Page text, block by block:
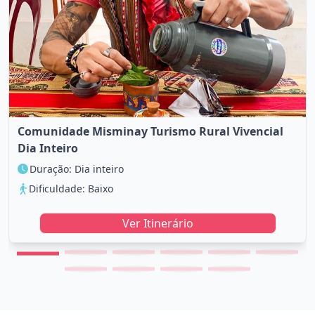
Comunidade Misminay Turismo Rural Vivencial
Dia Inteiro
Duração: Dia inteiro
Dificuldade: Baixo
Ver Itinerário